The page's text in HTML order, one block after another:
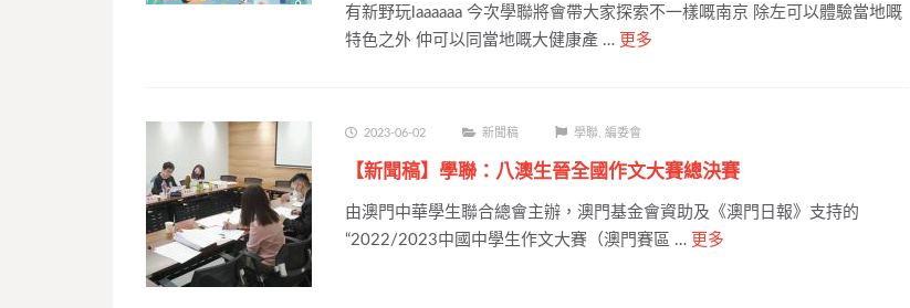
有新野玩laaaaaa 今次學聯將會帶大家探索不一樣嘅南京 除左可以體驗當地嘅
特色之外 仲可以同當地嘅大健康產 … 更多
2023-06-02 新聞稿 學聯 編委會
【新聞稿】學聯：八澳生晉全國作文大賽總決賽
由澳門中華學生聯合總會主辦，澳門基金會資助及《澳門日報》支持的
“2022/2023中國中學生作文大賽（澳門賽區 … 更多